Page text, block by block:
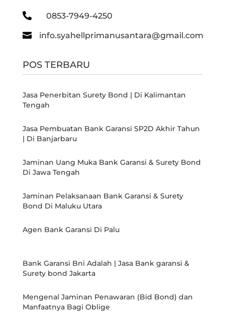
 0853-7949-4250
 info.syahellprimanusantara@gmail.com
POS TERBARU
Jasa Penerbitan Surety Bond | Di Kalimantan
Tengah
Jasa Pembuatan Bank Garansi SP2D Akhir Tahun
| Di Banjarbaru
Jaminan Uang Muka Bank Garansi & Surety Bond
Di Jawa Tengah
Jaminan Pelaksanaan Bank Garansi & Surety
Bond Di Maluku Utara
Agen Bank Garansi Di Palu
Bank Garansi Bni Adalah | Jasa Bank garansi &
Surety bond Jakarta
Mengenal Jaminan Penawaran (Bid Bond) dan
Manfaatnya Bagi Oblige